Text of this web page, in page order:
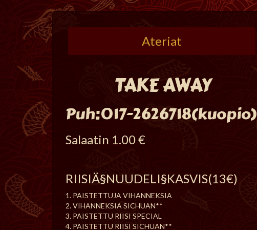
Ateriat
TAKE AWAY
Puh:017-2626718(kuopio)
Salaatin 1.00 €
RIISIÄ§NUUDELI§KASVIS(13€)
1. PAISTETTUJA VIHANNEKSIA
2. VIHANNEKSIA SICHUAN**
3. PAISTETTU RIISI SPECIAL
4. PAISTETTU RIISI SICHUAN**